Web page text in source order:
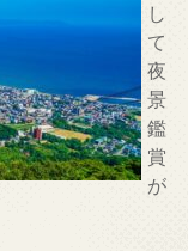
し
て
夜
景
鑑
賞
が